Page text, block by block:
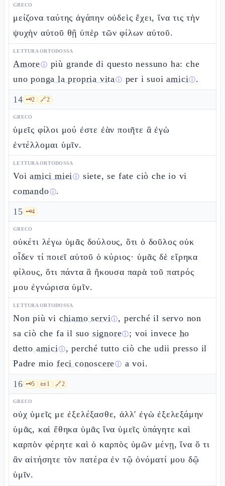
GRECO
μείζονα ταύτης ἀγάπην οὐδεὶς ἔχει, ἵνα τις τὴν
ψυχὴν αὐτοῦ θῇ ὑπὲρ τῶν φίλων αὐτοῦ.
LETTURA ORTODOSSA
Amoreⓘ più grande di questo nessuno ha: che
unoponga la propria vitaⓘ per i suoiamiciⓘ.
14 🗝️2 🔗2
GRECO
ὑμεῖς φίλοι μού ἐστε ἐὰν ποιῆτε ἃ ἐγὼ
ἐντέλλομαι ὑμῖν.
LETTURA ORTODOSSA
Voiamici mieiⓘ siete, se fate ciò che io vi
comandoⓘ.
15 🗝️4
GRECO
οὐκέτι λέγω ὑμᾶς δούλους, ὅτι ὁ δοῦλος οὐκ
οἶδεν τί ποιεῖ αὐτοῦ ὁ κύριος· ὑμᾶς δὲ εἴρηκα
φίλους, ὅτι πάντα ἃ ἤκουσα παρὰ τοῦ πατρός
μου ἐγνώρισα ὑμῖν.
LETTURA ORTODOSSA
Non più vi chiamo serviⓘ, perché il servo non
sa ciò che fa il suo signoreⓘ; voi invece ho
detto amiciⓘ, perché tutto ciò che udii presso il
Padre miofeci conoscereⓘ a voi.
16 🗝️5 📜1 🔗2
GRECO
οὐχ ὑμεῖς με ἐξελέξασθε, ἀλλ' ἐγὼ ἐξελεξάμην
ὑμᾶς, καὶ ἔθηκα ὑμᾶς ἵνα ὑμεῖς ὑπάγητε καὶ
καρπὸν φέρητε καὶ ὁ καρπὸς ὑμῶν μένῃ, ἵνα ὅ τι
ἂν αἰτήσητε τὸν πατέρα ἐν τῷ ὀνόματί μου δῷ
ὑμῖν.